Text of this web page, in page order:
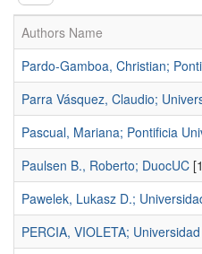
Authors Name
Pardo-Gamboa, Christian;
Parra Vásquez, Claudio;
Pascual, Mariana; Pontificia
Paulsen B., Roberto; DuocUC
Pawelek, Lukasz D.;
PERCIA, VIOLETA;